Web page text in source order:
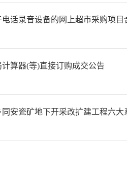
话录音设备的网上超市采购项目
算器(等)直接订购成交公告
安瓷矿地下开采改扩建工程六